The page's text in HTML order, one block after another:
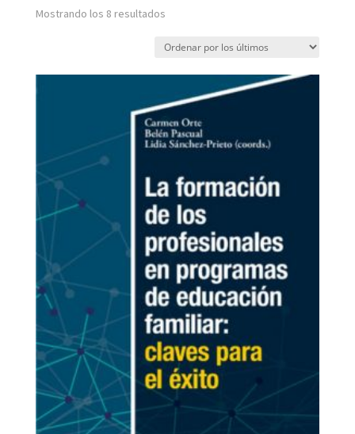
Mostrando los 8 resultadosOrdenado